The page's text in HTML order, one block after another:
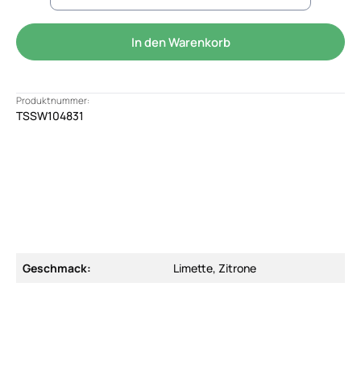
In den Warenkorb
Produktnummer:
TSSW104831
Geschmack: Limette, Zitrone